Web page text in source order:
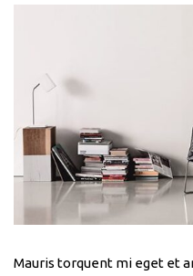
Mauris torquent mi eget et